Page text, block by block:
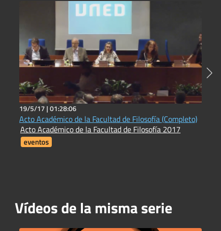
19/5/17 |01:28:06
Acto Académico de la Facultad de Filosofía (Completo)
Acto Académico de la Facultad de Filosofía 2017
eventos
Vídeos de la misma serie